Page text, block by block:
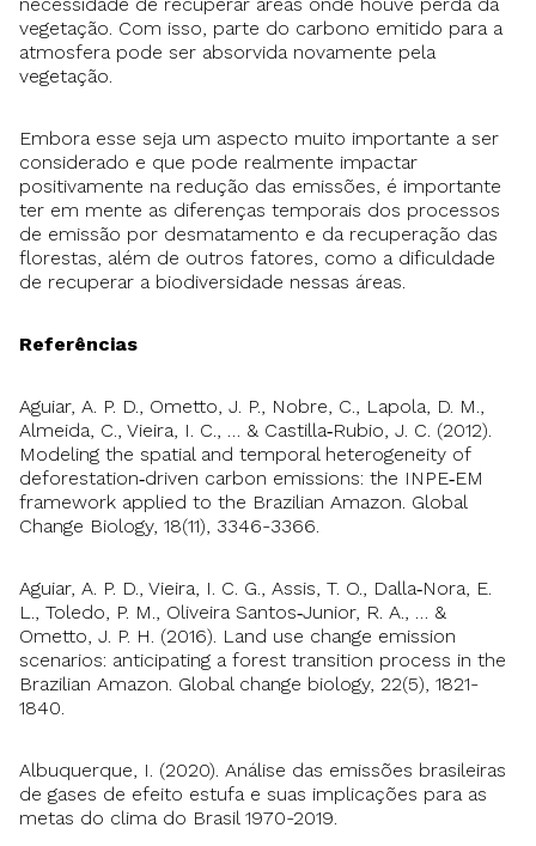
vegetação. Com isso, parte do carbono emitido para a
atmosfera pode ser absorvida novamente pela
vegetação.
Embora esse seja um aspecto muito importante a ser
considerado e que pode realmente impactar
positivamente na redução das emissões, é importante
ter em mente as diferenças temporais dos processos
de emissão por desmatamento e da recuperação das
florestas, além de outros fatores, como a dificuldade
de recuperar a biodiversidade nessas áreas.
Referências
Aguiar, A. P. D., Ometto, J. P., Nobre, C., Lapola, D. M.,
Almeida, C., Vieira, I. C., … & Castilla‐Rubio, J. C. (2012).
Modeling the spatial and temporal heterogeneity of
deforestation‐driven carbon emissions: the INPE‐EM
framework applied to the Brazilian Amazon. Global
Change Biology, 18(11), 3346-3366.
Aguiar, A. P. D., Vieira, I. C. G., Assis, T. O., Dalla‐Nora, E.
L., Toledo, P. M., Oliveira Santos‐Junior, R. A., … &
Ometto, J. P. H. (2016). Land use change emission
scenarios: anticipating a forest transition process in the
Brazilian Amazon. Global change biology, 22(5), 1821-
1840.
Albuquerque, I. (2020). Análise das emissões brasileiras
de gases de efeito estufa e suas implicações para as
metas do clima do Brasil 1970-2019.